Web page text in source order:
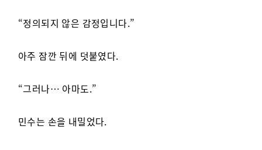
“정의되지 않은 감정입니다.”
아주 잠깐 뒤에 덧붙였다.
“그러나… 아마도.”
민수는 손을 내밀었다.